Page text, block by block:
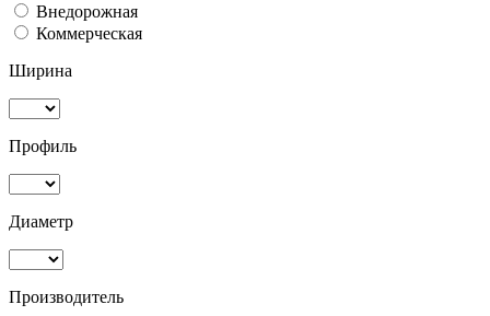
Внедорожная
Коммерческая
Ширина
Профиль
Диаметр
Производитель